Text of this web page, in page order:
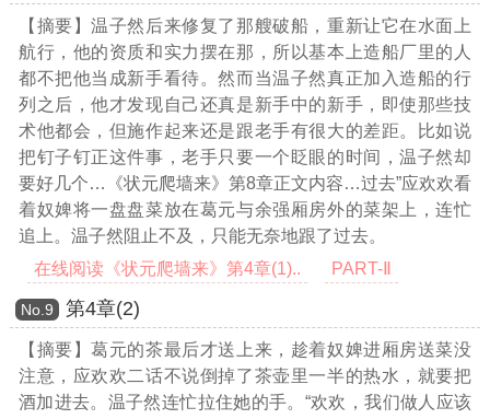
【摘要】温子然后来修复了那艘破船，重新让它在水面上
航行，他的资质和实力摆在那，所以基本上造船厂里的人
都不把他当成新手看待。然而当温子然真正加入造船的行
列之后，他才发现自己还真是新手中的新手，即使那些技
术他都会，但施作起来还是跟老手有很大的差距。比如说
把钉子钉正这件事，老手只要一个眨眼的时间，温子然却
要好几个…《状元爬墙来》第8章正文内容…过去”应欢欢看
着奴婢将一盘盘菜放在葛元与余强厢房外的菜架上，连忙
追上。温子然阻止不及，只能无奈地跟了过去。
在线阅读《状元爬墙来》第4章(1)..
PART-Ⅱ
Νο.9 第4章(2)
【摘要】葛元的茶最后才送上来，趁着奴婢进厢房送菜没
注意，应欢欢二话不说倒掉了茶壶里一半的热水，就要把
酒加进去。温子然连忙拉住她的手。“欢欢，我们做人应该